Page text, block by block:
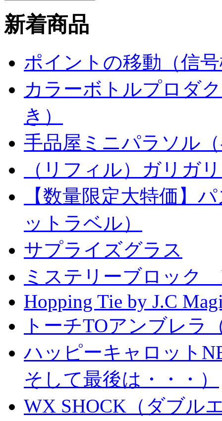
新着商品
ポイントの移動（信
カラーボトルプロダ
き）
手品屋ミニパラソル
（リフィル）ガリガ
【数量限定大特価】
ットラベル）
サプライズグラス
ミステリーブロック
Hopping Tie by J.C
トーチTOアンブレラ
ハッピーキャロット
そして最後は・・・）
WX SHOCK（ダブル